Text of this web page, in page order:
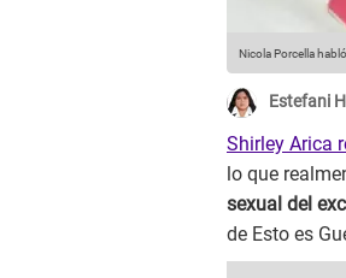
Nicola Porcella
Estefani
Shirley Arica
lo que
sexual del
de Esto es